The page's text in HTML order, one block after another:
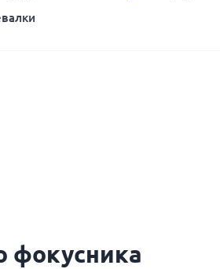
фокусника